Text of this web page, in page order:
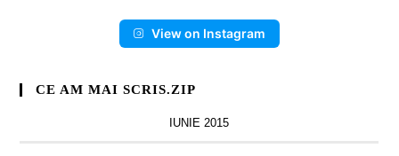
View on Instagram
CE AM MAI SCRIS.ZIP
IUNIE 2015